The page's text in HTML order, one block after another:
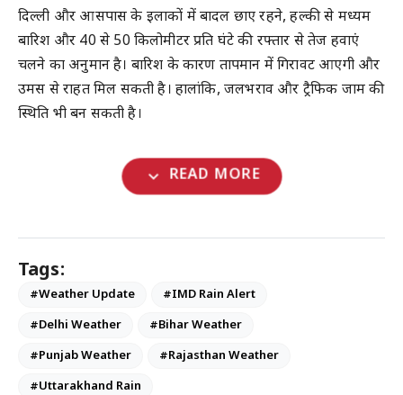
दिल्ली और आसपास के इलाकों में बादल छाए रहने, हल्की से मध्यम
बारिश और 40 से 50 किलोमीटर प्रति घंटे की रफ्तार से तेज हवाएं
चलने का अनुमान है। बारिश के कारण तापमान में गिरावट आएगी और
उमस से राहत मिल सकती है। हालांकि, जलभराव और ट्रैफिक जाम की
स्थिति भी बन सकती है।
expand_more READ MORE
Tags:
#Weather Update
#IMD Rain Alert
#Delhi Weather
#Bihar Weather
#Punjab Weather
#Rajasthan Weather
#Uttarakhand Rain